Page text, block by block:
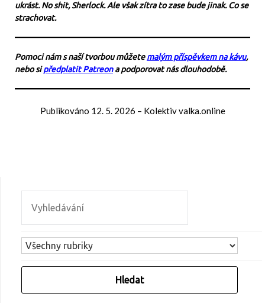
ukrást. No shit, Sherlock. Ale však zítra to zase bude jinak. Co se
strachovat.
Pomoci nám s naší tvorbou můžetemalým příspěvkem na kávu,
nebo sipředplatit Patreona podporovat nás dlouhodobě.
Publikováno 12. 5. 2026 – Kolektiv valka.online